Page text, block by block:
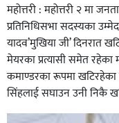
सिराहाको औरहीमा
महोत्तरी : महोत्तरी २ मा
प्रतिनिधिसभा सदस्यका
यादव’मुखिया जी’ दिनरात
मेयरका प्रत्यासी समेत
कमाण्डरका रूपमा खटिरहेका
सिंहलाई सघाउन उनी निकै